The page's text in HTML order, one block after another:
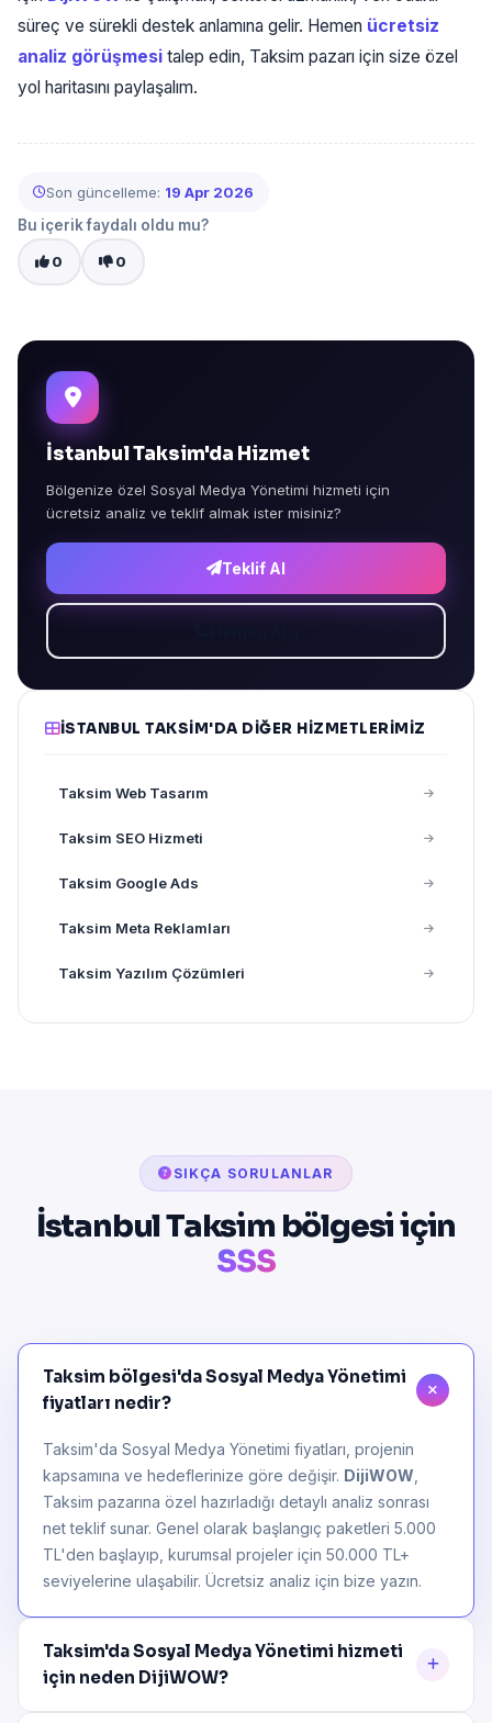
süreç ve sürekli destek anlamına gelir. Hemen ücretsiz
analiz görüşmesi talep edin, Taksim pazarı için size özel
yol haritasını paylaşalım.
Son güncelleme: 19 Apr 2026
Bu içerik faydalı oldu mu?
0 0
İstanbul Taksim'da Hizmet
Bölgenize özel Sosyal Medya Yönetimi hizmeti için
ücretsiz analiz ve teklif almak ister misiniz?
Teklif Al
İSTANBUL TAKSIM'DA DIĞER HIZMETLERIMIZ
Taksim Web Tasarım
Taksim SEO Hizmeti
Taksim Google Ads
Taksim Meta Reklamları
Taksim Yazılım Çözümleri
SIKÇA SORULANLAR
İstanbul Taksim bölgesi için
SSS
Taksim bölgesi'da Sosyal Medya Yönetimi
fiyatları nedir?
Taksim'da Sosyal Medya Yönetimi fiyatları, projenin
kapsamına ve hedeflerinize göre değişir. DijiWOW
Taksim pazarına özel hazırladığı detaylı analiz sonrası
net teklif sunar. Genel olarak başlangıç paketleri 5.000
TL'den başlayıp, kurumsal projeler için 50.000 TL+
seviyelerine ulaşabilir. Ücretsiz analiz için bize yazın.
Taksim'da Sosyal Medya Yönetimi hizmeti
için neden DijiWOW?